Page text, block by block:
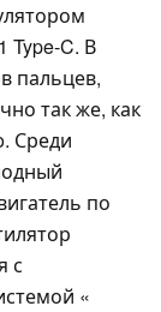
Type-C. В
пальцев,
так же, как
Среди
по
с
«